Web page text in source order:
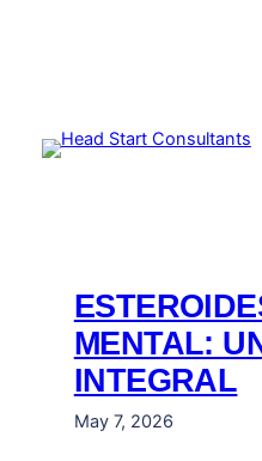
MENTAL:
INTEGRAL
May 7, 2026